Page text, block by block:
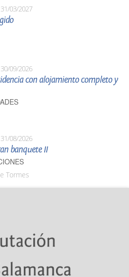
31/03/2027
30/09/2026
con alojamiento completo y
31/08/2026
banquete II
Tormes